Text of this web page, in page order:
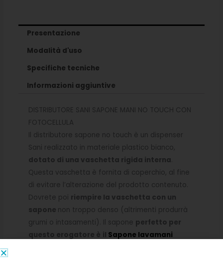
Presentazione
Modalità d'uso
Specifiche tecniche
Informazioni aggiuntive
DISTRIBUTORE SANI SAPONE MANI NO TOUCH CON
FOTOCELLULA
Il distributore sapone no touch è un dispenser
Sani realizzato in materiale plastico bianco,
dotato di una vaschetta rigida interna
Questa vaschetta è fornita di coperchio, al fine
di evitare l’alterazione del prodotto contenuto.
Dovrete poi riempire la vaschetta con un
sapone non troppo denso (altrimenti produrrà
grumi o intasamenti). Il sapone perfetto per
questo erogatore è il Sapone lavamani